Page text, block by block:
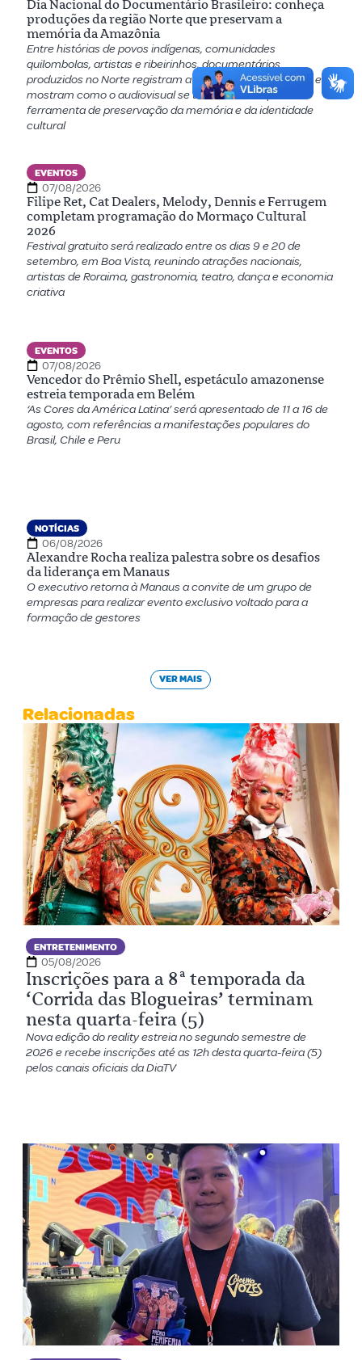
Dia Nacional do Documentário Brasileiro: conheça
produções da região Norte que preservam a
memória da Amazônia
Entre histórias de povos indígenas, comunidades
quilombolas, artistas e ribeirinhos, documentários
produzidos no Norte registram a diversidade amazônica e
mostram como o audiovisual se tornou uma importante
ferramenta de preservação da memória e da identidade
cultural
EVENTOS
07/08/2026
Filipe Ret, Cat Dealers, Melody, Dennis e Ferrugem
completam programação do Mormaço Cultural
2026
Festival gratuito será realizado entre os dias 9 e 20 de
setembro, em Boa Vista, reunindo atrações nacionais,
artistas de Roraima, gastronomia, teatro, dança e economia
criativa
EVENTOS
07/08/2026
Vencedor do Prêmio Shell, espetáculo amazonense
estreia temporada em Belém
‘As Cores da América Latina’ será apresentado de 11 a 16 de
agosto, com referências a manifestações populares do
Brasil, Chile e Peru
NOTÍCIAS
06/08/2026
Alexandre Rocha realiza palestra sobre os desafios
da liderança em Manaus
O executivo retorna à Manaus a convite de um grupo de
empresas para realizar evento exclusivo voltado para a
formação de gestores
VER MAIS
Relacionadas
ENTRETENIMENTO
05/08/2026
Inscrições para a 8ª temporada da
‘Corrida das Blogueiras’ terminam
nesta quarta-feira (5)
Nova edição do reality estreia no segundo semestre de
2026 e recebe inscrições até as 12h desta quarta-feira (5)
pelos canais oficiais da DiaTV